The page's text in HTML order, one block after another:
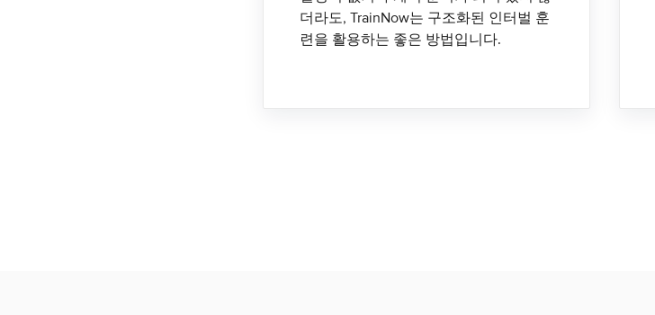
더라도, TrainNow는 구조화된 인터벌 훈
련을 활용하는 좋은 방법입니다.